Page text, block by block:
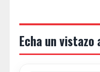
Echa un